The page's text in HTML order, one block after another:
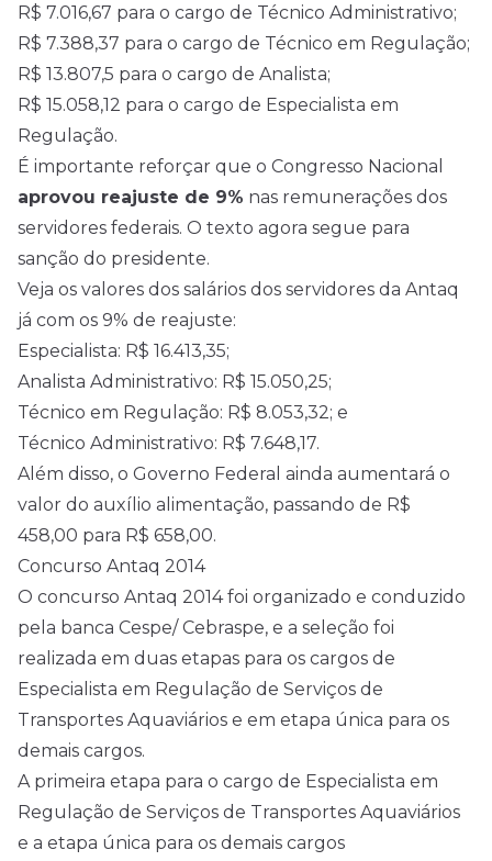
R$ 7.016,67 para o cargo de Técnico Administrativo;
R$ 7.388,37 para o cargo de Técnico em Regulação;
R$ 13.807,5 para o cargo de Analista;
R$ 15.058,12 para o cargo de Especialista em
Regulação.
É importante reforçar que o Congresso Nacional
aprovou reajuste de 9% nas remunerações dos
servidores federais. O texto agora segue para
sanção do presidente.
Veja os valores dos salários dos servidores da Antaq
já com os 9% de reajuste:
Especialista: R$ 16.413,35;
Analista Administrativo: R$ 15.050,25;
Técnico em Regulação: R$ 8.053,32; e
Técnico Administrativo: R$ 7.648,17.
Além disso, o Governo Federal ainda aumentará o
valor do auxílio alimentação, passando de R$
458,00 para R$ 658,00.
Concurso Antaq 2014
O concurso Antaq 2014 foi organizado e conduzido
pela banca Cespe/ Cebraspe, e a seleção foi
realizada em duas etapas para os cargos de
Especialista em Regulação de Serviços de
Transportes Aquaviários e em etapa única para os
demais cargos.
A primeira etapa para o cargo de Especialista em
Regulação de Serviços de Transportes Aquaviários
e a etapa única para os demais cargos